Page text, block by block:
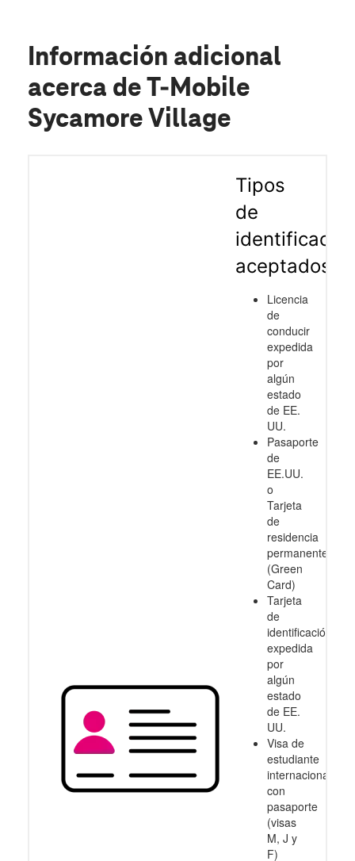
Información adicional
acerca de T-Mobile
Sycamore Village
Tipos
de
aceptados
Licencia
de
conducir
expedida
por
algún
estado
de EE.
UU.
Pasaporte
de
EE.UU.
o
Tarjeta
de
residencia
permanente
(Green
Card)
Tarjeta
de
identificación
expedida
por
algún
estado
de EE.
UU.
Visa de
estudiante
internacional
con
pasaporte
(visas
M, J y
F)